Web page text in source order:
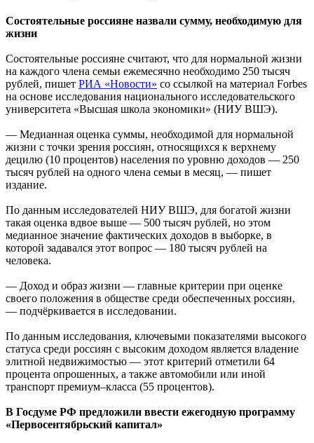
Состоятельные россияне назвали сумму, необходимую для
жизни
Состоятельные россияне считают, что для нормальной жизни
на каждого члена семьи ежемесячно необходимо 250 тысяч
рублей, пишет РИА «Новости» со ссылкой на материал Forbes
на основе исследования национального исследовательского
университета «Высшая школа экономики» (НИУ ВШЭ).
— Медианная оценка суммы, необходимой для нормальной
жизни с точки зрения россиян, относящихся к верхнему
децилю (10 процентов) населения по уровню доходов — 250
тысяч рублей на одного члена семьи в месяц, — пишет
издание.
По данным исследователей НИУ ВШЭ, для богатой жизни
такая оценка вдвое выше — 500 тысяч рублей, но этом
медианное значение фактических доходов в выборке, в
которой задавался этот вопрос — 180 тысяч рублей на
человека.
— Доход и образ жизни — главные критерии при оценке
своего положения в обществе среди обеспеченных россиян,
— подчёркивается в исследовании.
По данным исследования, ключевыми показателями высокого
статуса среди россиян с высоким доходом является владение
элитной недвижимостью — этот критерий отметили 64
процента опрошенных, а также автомобили или иной
транспорт премиум–класса (55 процентов).
В Госдуме РФ предложили ввести ежегодную программу
«Первосентябрьский капитал»